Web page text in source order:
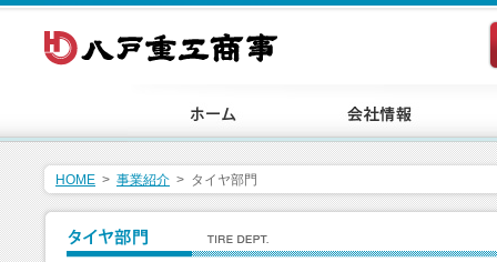
HOME > 事業紹介 > タイヤ部門